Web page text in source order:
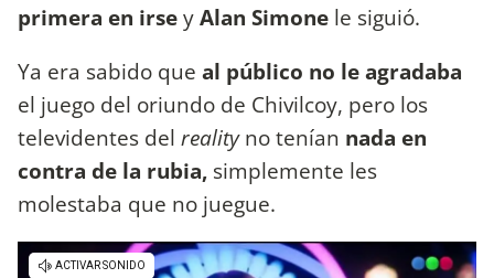
primera en irseyAlan Simone le siguió.
Ya era sabido que al público no le agradaba
el juego del oriundo de Chivilcoy, pero los
televidentes del realityno tenían nada en
contra de la rubia, simplemente les
molestaba que no juegue.